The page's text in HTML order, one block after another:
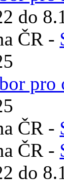
do
ČR -
pro
ČR -
ČR -
do